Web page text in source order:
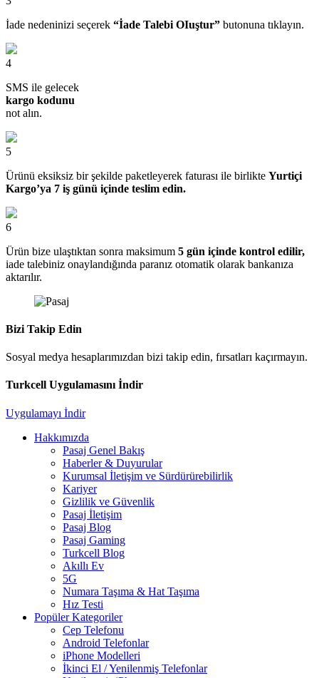
İade nedeninizi seçerek “İade Talebi OIuştur” butonuna tıklayın.
4
SMS ile gelecek
kargo kodunu
not alın.
5
Ürünü eksiksiz bir şekilde paketleyerek faturası ile birlikte Yurtiçi
Kargo’ya 7 iş günü içinde teslim edin.
6
Ürün bize ulaştıktan sonra maksimum 5 gün içinde kontrol edilir,
iade talebiniz onaylandığında paranız otomatik olarak bankanıza
aktarılır.
Bizi Takip Edin
Sosyal medya hesaplarımızdan bizi takip edin, fırsatları kaçırmayın.
Turkcell Uygulamasını İndir
Uygulamayı İndir
Hakkımızda
Pasaj Genel Bakış
Haberler & Duyurular
Kurumsal İletişim ve Sürdürürebilirlik
Kariyer
Gizlilik ve Güvenlik
Pasaj İletişim
Pasaj Blog
Pasaj Gaming
Turkcell Blog
Akıllı Ev
5G
Numara Taşıma & Hat Taşıma
Hız Testi
Popüler Kategoriler
Cep Telefonu
Android Telefonlar
iPhone Modelleri
İkinci El / Yenilenmiş Telefonlar